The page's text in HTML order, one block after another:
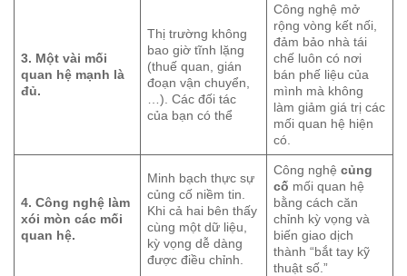
3. Một vài mối
quan hệ mạnh là
đủ.
Thị trường không
bao giờ tĩnh lặng
(thuế quan, gián
đoạn vận chuyển,
…). Các đối tác
của bạn có thể
Công nghệ mở
rộng vòng kết nối,
đảm bảo nhà tái
chế luôn có nơi
bán phế liệu của
mình mà không
làm giảm giá trị các
mối quan hệ hiện
có.
4. Công nghệ làm
xói mòn các mối
quan hệ.
Minh bạch thực sự
củng cố niềm tin.
Khi cả hai bên thấy
cùng một dữ liệu,
kỳ vọng dễ dàng
được điều chỉnh.
Công nghệcủng
cố mối quan hệ
bằng cách căn
chỉnh kỳ vọng và
biến giao dịch
thành “bắt tay kỹ
thuật số.”